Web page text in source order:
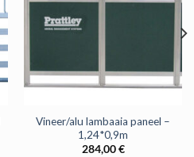
Vineer/alu lambaaia paneel –
1,24*0,9m
284,00€